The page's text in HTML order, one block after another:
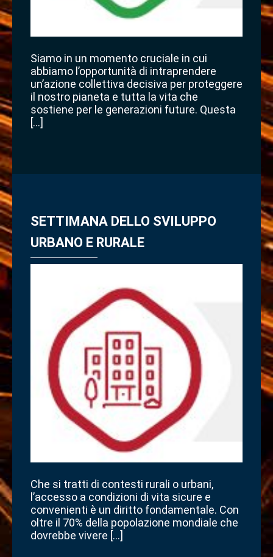
Siamo in un momento cruciale in cui
abbiamo l’opportunità di intraprendere
un’azione collettiva decisiva per proteggere
il nostro pianeta e tutta la vita che
sostiene per le generazioni future. Questa
[…]
SETTIMANA DELLO SVILUPPO
URBANO E RURALE
Che si tratti di contesti rurali o urbani,
l’accesso a condizioni di vita sicure e
convenienti è un diritto fondamentale. Con
oltre il 70% della popolazione mondiale che
dovrebbe vivere […]